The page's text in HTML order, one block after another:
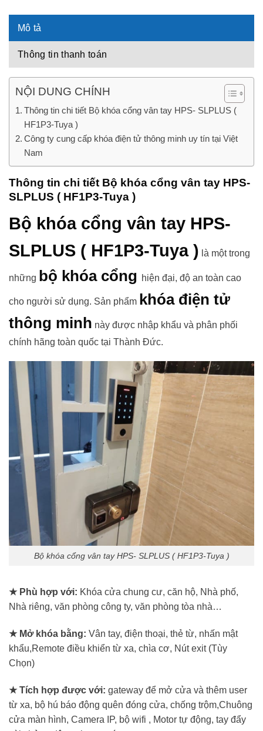
Mô tả
Thông tin thanh toán
NỘI DUNG CHÍNH
Thông tin chi tiết Bộ khóa cổng vân tay HPS- SLPLUS (
HF1P3-Tuya )
Công ty cung cấp khóa điện tử thông minh uy tín tại Việt
Nam
Thông tin chi tiết Bộ khóa cổng vân tay HPS-
SLPLUS ( HF1P3-Tuya )
Bộ khóa cổng vân tay HPS-
SLPLUS ( HF1P3-Tuya ) là một trong
những bộ khóa cổng hiện đại, độ an toàn cao
cho người sử dụng. Sản phẩm khóa điện tử
thông minh này được nhập khẩu và phân phối
chính hãng toàn quốc tại Thành Đức.
Bộ khóa cổng vân tay HPS- SLPLUS ( HF1P3-Tuya )
★ Phù hợp với: Khóa cửa chung cư, căn hộ, Nhà phố,
Nhà riêng, văn phòng công ty, văn phòng tòa nhà…
★ Mở khóa bằng: Vân tay, điện thoại, thẻ từ, nhấn mật
khẩu,Remote điều khiển từ xa, chìa cơ, Nút exit (Tùy
Chọn)
★ Tích hợp được với: gateway để mở cửa và thêm user
từ xa, bộ hú báo động quên đóng cửa, chống trộm,Chuông
cửa màn hình, Camera IP, bộ wifi , Motor tự động, tay đẩy